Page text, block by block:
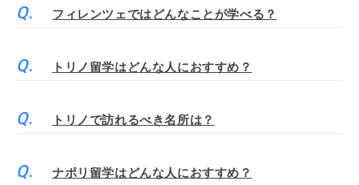
フィレンツェではどんなことが学べる？
トリノ留学はどんな人におすすめ？
トリノで訪れるべき名所は？
ナポリ留学はどんな人におすすめ？